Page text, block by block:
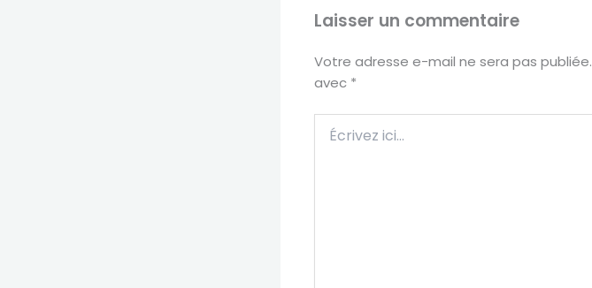
Laisser un commentaire
Votre adresse e-mail ne sera pas publiée.
avec *
ici…